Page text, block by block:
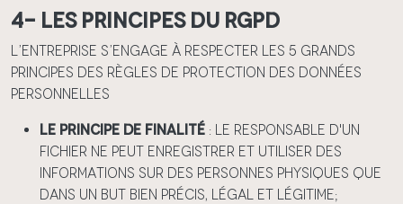
4- Les principes du RGPD
L’entreprise s’engage à respecter les 5 grands
principes des règles de protection des données
personnelles
Le principe de finalité : le responsable d'un
fichier ne peut enregistrer et utiliser des
informations sur des personnes physiques que
dans un but bien précis, légal et légitime;